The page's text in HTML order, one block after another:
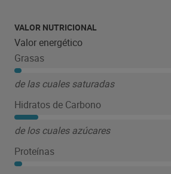
VALOR NUTRICIONAL
Valor energético
Grasas
de las cuales saturadas
Hidratos de Carbono
de los cuales azúcares
Proteínas